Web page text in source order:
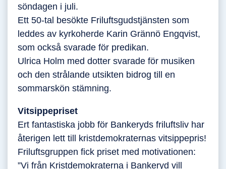
söndagen i juli.
Ett 50-tal besökte Friluftsgudstjänsten som
leddes av kyrkoherde Karin Grännö Engqvist,
som också svarade för predikan.
Ulrica Holm med dotter svarade för musiken
och den strålande utsikten bidrog till en
sommarskön stämning.
Vitsippepriset
Ert fantastiska jobb för Bankeryds friluftsliv har
återigen lett till kristdemokraternas vitsippepris!
Friluftsgruppen fick priset med motivationen:
”Vi från Kristdemokraterna i Bankeryd vill